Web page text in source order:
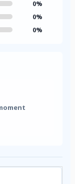
0%
0%
0%